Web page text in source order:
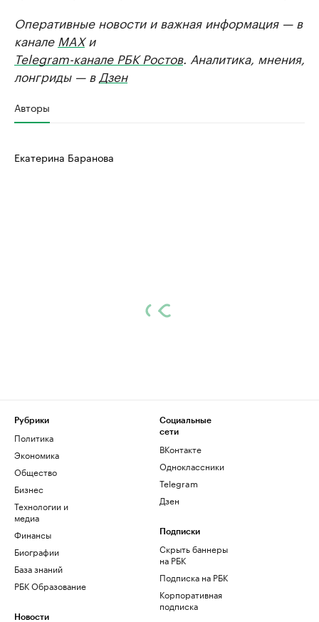
Оперативные новости и важная информация — в
канале MAXи
Telegram-канале РБК Ростов. Аналитика, мнения,
лонгриды — в Дзен
Авторы
Екатерина Баранова
Рубрики
Политика
Экономика
Общество
Бизнес
Технологии и
медиа
Финансы
Биографии
База знаний
РБК Образование
Новости
Социальные
сети
ВКонтакте
Одноклассники
Telegram
Дзен
Подписки
Скрыть баннеры
на РБК
Подписка на РБК
Корпоративная
подписка